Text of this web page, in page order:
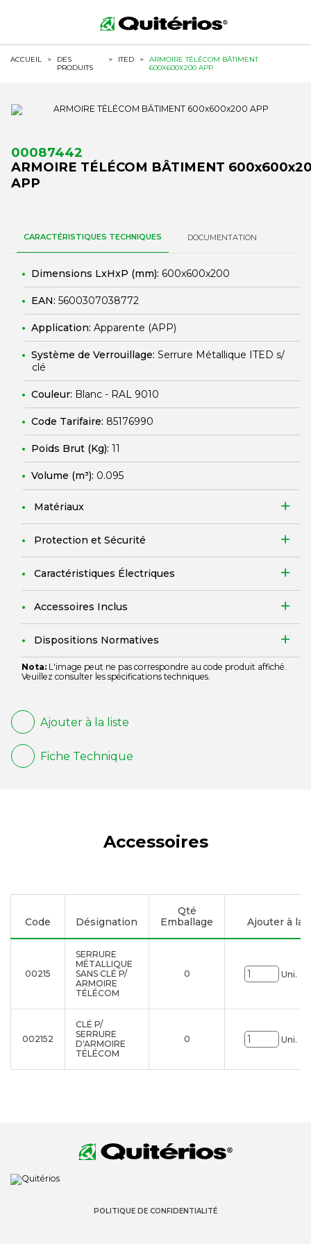
ACCUEIL >
DES
PRODUITS
> ITED >
ARMOIRE TÉLÉCOM BÂTIMENT
600X600X200 APP
00087442
ARMOIRE TÉLÉCOM BÂTIMENT
APP
CARACTÉRISTIQUES TECHNIQUES DOCUMENTATION
Dimensions LxHxP (mm): 600x600x200
EAN: 5600307038772
Application: Apparente (APP)
Système de Verrouillage: Serrure Métallique ITED s/
clé
Couleur: Blanc - RAL 9010
Code Tarifaire: 85176990
Poids Brut (Kg): 11
Volume (m³): 0.095
Matériaux
Protection et Sécurité
Caractéristiques Électriques
Accessoires Inclus
Dispositions Normatives
Nota: L'image peut ne pas correspondre au code produit affiché.
Veuillez consulter les spécifications techniques.
Ajouter à la liste
Fiche Technique
Accessoires
Code Désignation
Qté
Emballage
Ajouter à la
00215
SERRURE
MÉTALLIQUE
SANS CLÉ P/
ARMOIRE
TÉLÉCOM
0 Uni.
002152
CLÉ P/
SERRURE
D'ARMOIRE
TÉLÉCOM
0 Uni.
POLITIQUE DE CONFIDENTIALITÉ